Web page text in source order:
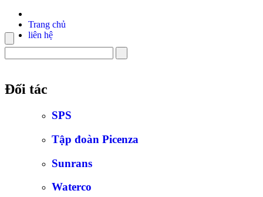
Trang chủ
liên hệ
Đối tác
SPS
Tập đoàn Picenza
Sunrans
Waterco